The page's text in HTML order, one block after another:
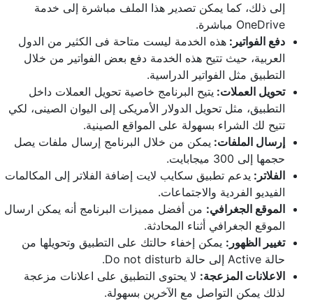
إلى ذلك، كما يمكن تصدير هذا الملف مباشرة إلى خدمة
OneDrive مباشرة.
دفع الفواتير: هذه الخدمة ليست متاحة فى الكثير من الدول
العربية، حيث تتيح هذه الخدمة دفع بعض الفواتير من خلال
التطبيق مثل الفواتير الدراسية.
تحويل العملات: يتيح البرنامج خاصية تحويل العملات داخل
التطبيق، مثل تحويل الدولار الأمريكى إلى اليوان الصينى، لكي
تتيح لك الشراء بسهولة على المواقع الصينية.
إرسال الملفات: يمكن من خلال البرنامج إرسال ملفات يصل
حجمها إلى 300 ميجابايت.
الفلاتر: يدعم تطبيق سكايب لايت إضافة الفلاتر إلى المكالمات
الفيديو الفردية والاجتماعات.
الموقع الجغرافي: من أفضل مميزات البرنامج أنه يمكن ارسال
الموقع الجغرافي أثناء المحادثة.
تغيير الظهور: يمكن إخفاء حالتك على التطبيق وتحويلها من
حالة Active إلى حالة Do not disturb.
الاعلانات المزعجة: لا يحتوى التطبيق على اعلانات مزعجة
لذلك يمكن التواصل مع الآخرين بسهولة.